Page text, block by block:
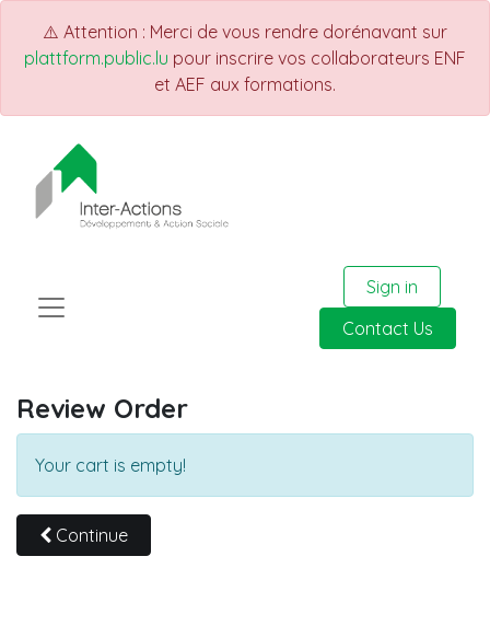
⚠️ Attention : Merci de vous rendre dorénavant sur
plattform.public.lu pour inscrire vos collaborateurs ENF
et AEF aux formations.
Sign in
Contact Us
Review Order
Your cart is empty!
Continue